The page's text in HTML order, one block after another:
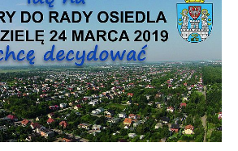
naszym Osiedlu...